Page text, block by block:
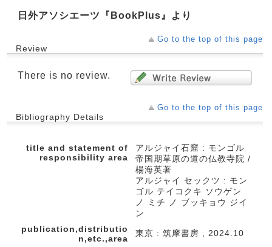
日外アソシエーツ『BookPlus』より
Go to the top of this page
Review
There is no review.
Go to the top of this page
Bibliography Details
title and statement of
responsibility area
アルジャイ石窟 : モンゴル
帝国期草原の道の仏教寺院 /
楊海英著
アルジャイ セックツ : モン
ゴル テイコクキ ソウゲン
ノ ミチ ノ ブッキョウ ジイ
ン
publication,distributio
n,etc.,area
東京 : 筑摩書房 , 2024.10